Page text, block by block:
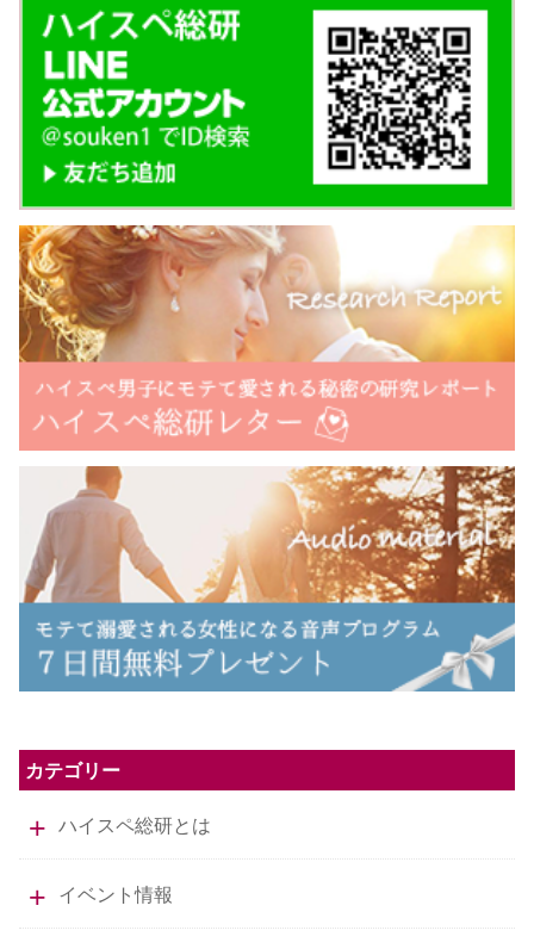
カテゴリー
ハイスペ総研とは
イベント情報